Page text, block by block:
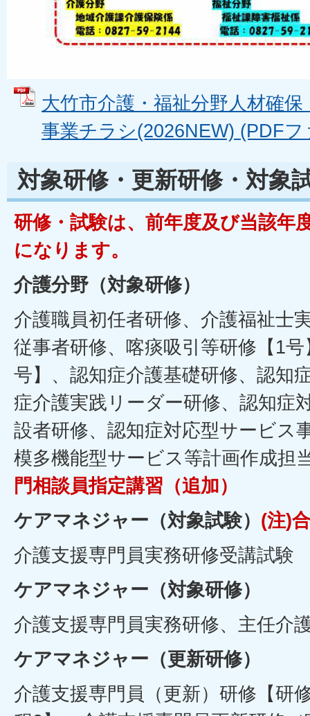
大竹市介護・福祉分野人材確
事業チラシ(2026NEW) (PDF
対象研修・更新研修・対象
研修・試験は、前年度及び当該年
になります。
介護分野（対象研修）
介護職員初任者研修、介護福祉士
従事者研修、喀痰吸引等研修【1
号】、認知症介護基礎研修、認知
症介護実践リーダー研修、認知症
設者研修、認知症対応型サービス
模多機能型サービス等計画作成担
門相談員指定講習（追加）
ケアマネジャー（対象試験） (注)
介護支援専門員実務研修受講試験
ケアマネジャー（対象研修）
介護支援専門員実務研修、主任介
ケアマネジャー（更新研修）
介護支援専門員（更新）研修【研